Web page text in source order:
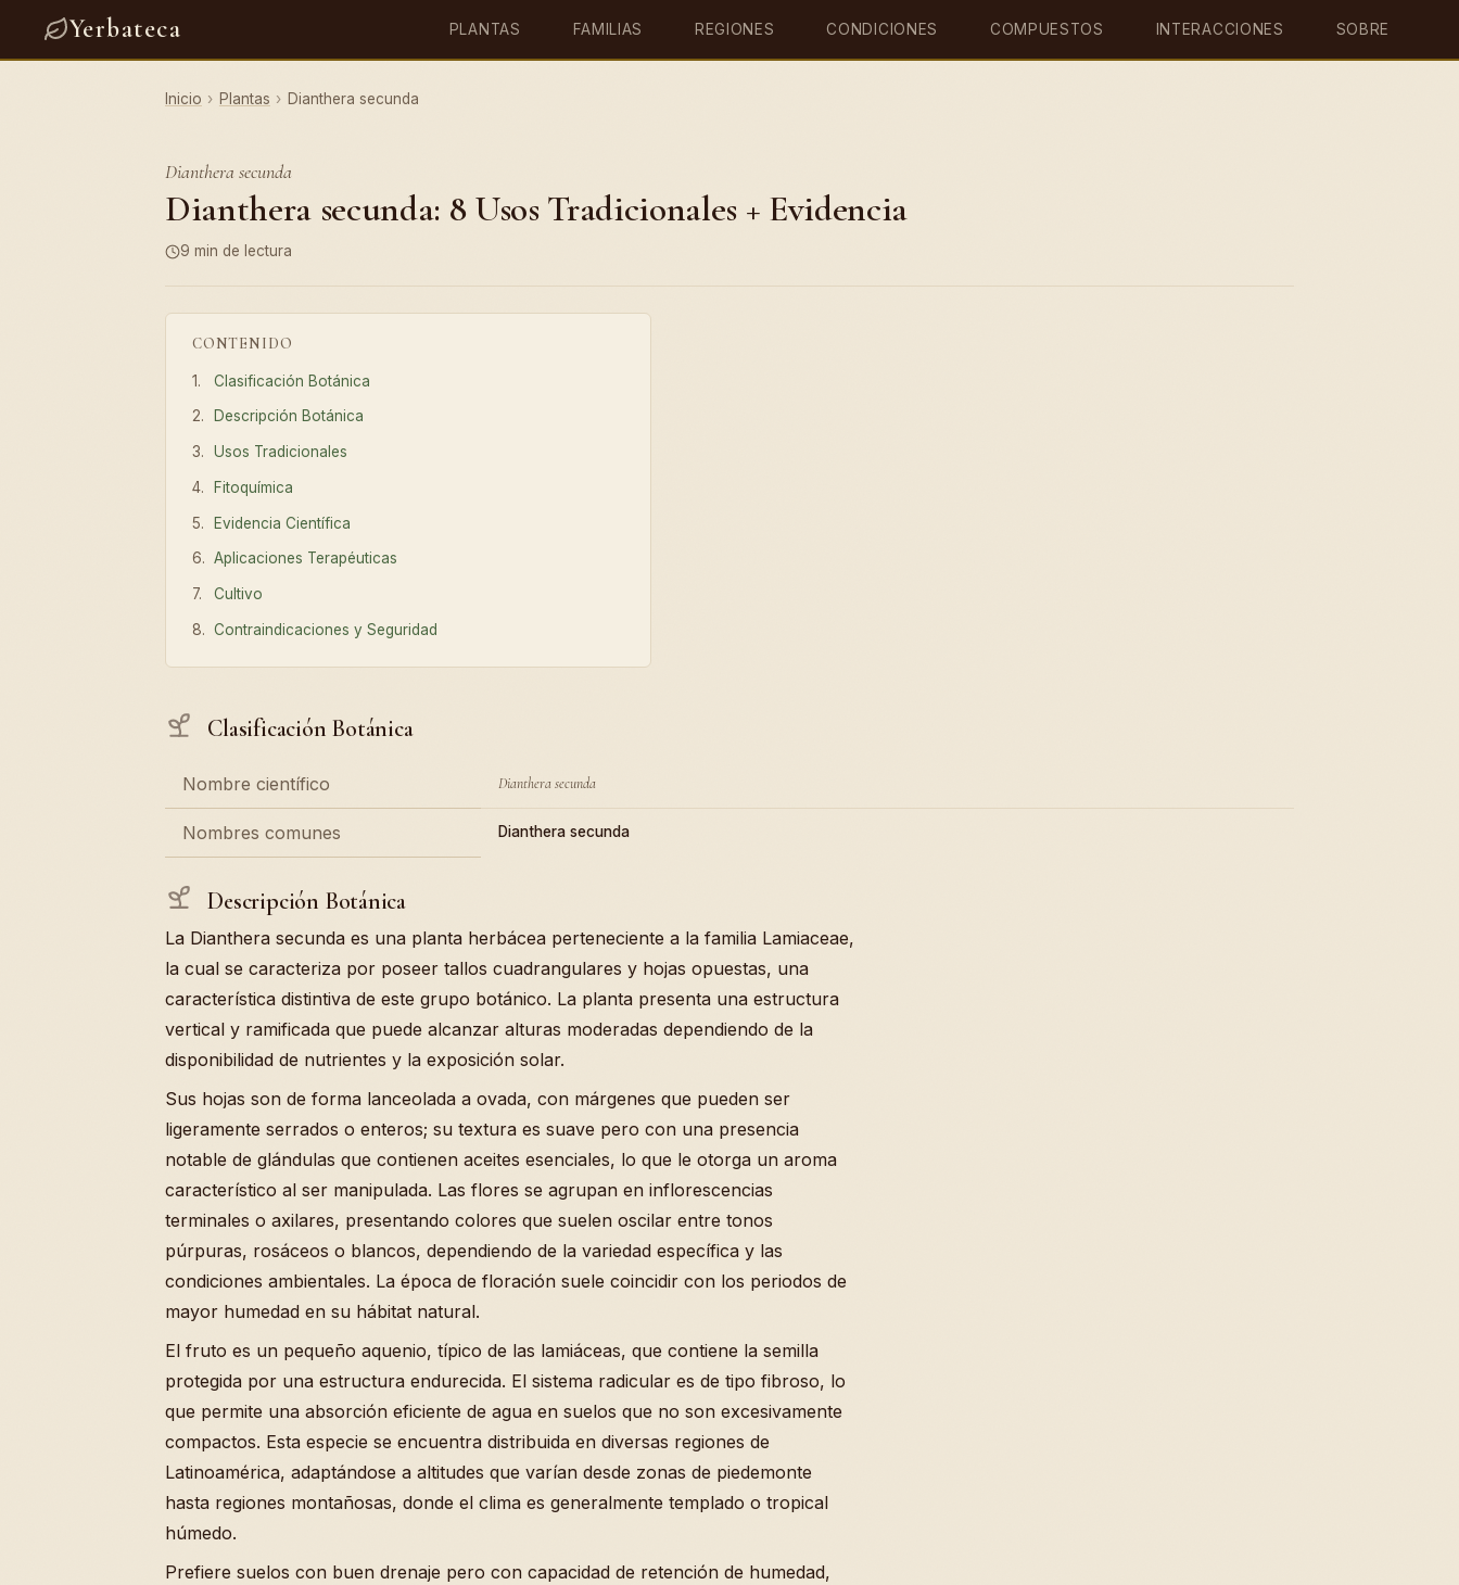
Yerbateca PLANTAS FAMILIAS REGIONES CONDICIONES COMPUESTOS INTERACCIONES SOBRE
Inicio › Plantas › Dianthera secunda
Dianthera secunda
Dianthera secunda: 8 Usos Tradicionales + Evidencia
9 min de lectura
CONTENIDO
Clasificación Botánica
Descripción Botánica
Usos Tradicionales
Fitoquímica
Evidencia Científica
Aplicaciones Terapéuticas
Cultivo
Contraindicaciones y Seguridad
Clasificación Botánica
Nombre científico Dianthera secunda
Nombres comunes Dianthera secunda
Descripción Botánica
La Dianthera secunda es una planta herbácea perteneciente a la familia Lamiaceae,
la cual se caracteriza por poseer tallos cuadrangulares y hojas opuestas, una
característica distintiva de este grupo botánico. La planta presenta una estructura
vertical y ramificada que puede alcanzar alturas moderadas dependiendo de la
disponibilidad de nutrientes y la exposición solar.
Sus hojas son de forma lanceolada a ovada, con márgenes que pueden ser
ligeramente serrados o enteros; su textura es suave pero con una presencia
notable de glándulas que contienen aceites esenciales, lo que le otorga un aroma
característico al ser manipulada. Las flores se agrupan en inflorescencias
terminales o axilares, presentando colores que suelen oscilar entre tonos
púrpuras, rosáceos o blancos, dependiendo de la variedad específica y las
condiciones ambientales. La época de floración suele coincidir con los periodos de
mayor humedad en su hábitat natural.
El fruto es un pequeño aquenio, típico de las lamiáceas, que contiene la semilla
protegida por una estructura endurecida. El sistema radicular es de tipo fibroso, lo
que permite una absorción eficiente de agua en suelos que no son excesivamente
compactos. Esta especie se encuentra distribuida en diversas regiones de
Latinoamérica, adaptándose a altitudes que varían desde zonas de piedemonte
hasta regiones montañosas, donde el clima es generalmente templado o tropical
húmedo.
Prefiere suelos con buen drenaje pero con capacidad de retención de humedad,